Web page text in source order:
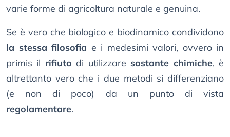
varie forme di agricoltura naturale e genuina.
Se è vero che biologico e biodinamico condividono
la stessa filosofia e i medesimi valori, ovvero in
primis il rifiuto di utilizzare sostante chimiche, è
altrettanto vero che i due metodi si differenziano
(e non di poco) da un punto di vista
regolamentare.